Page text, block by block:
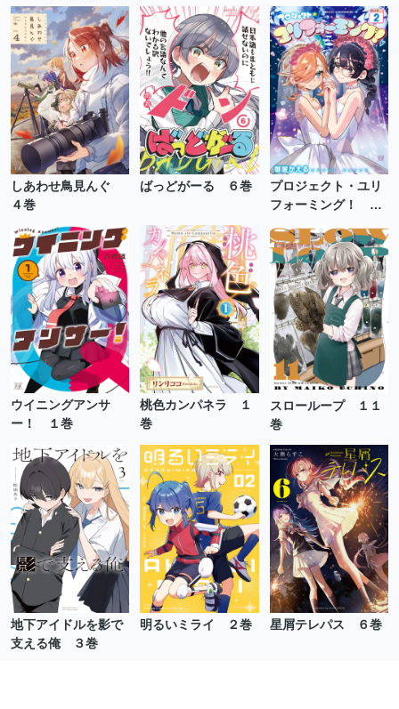
しあわせ鳥見んぐ
４巻
ばっどがーる ６巻
プロジェクト・ユリ
フォーミング！ ２
ウイニングアンサ
ー！ １巻
桃色カンパネラ １
巻
スローループ １１
巻
地下アイドルを影で
支える俺 ３巻
明るいミライ ２巻 星屑テレパス ６巻